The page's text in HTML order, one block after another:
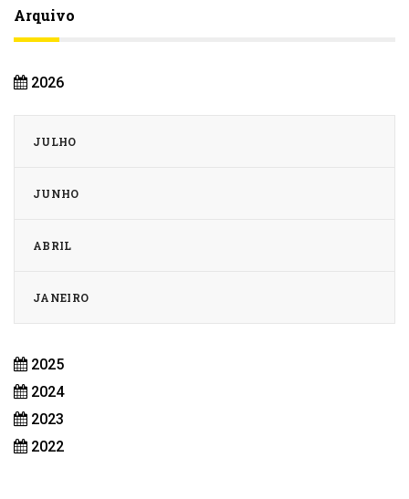
Arquivo
2026
JULHO
JUNHO
ABRIL
JANEIRO
2025
2024
2023
2022